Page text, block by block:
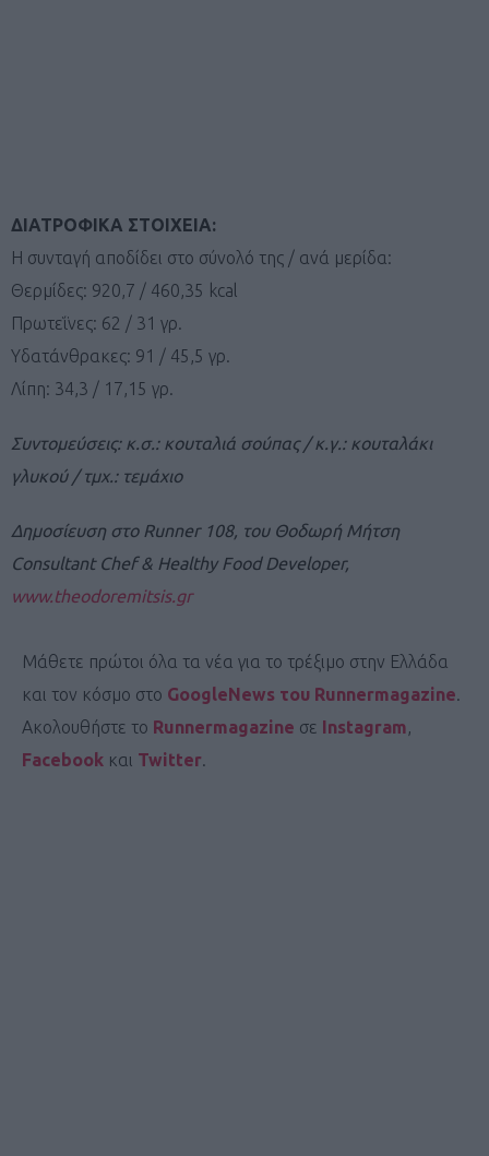
ΔΙΑΤΡΟΦΙΚΑ ΣΤΟΙΧΕΙΑ:
Η συνταγή αποδίδει στο σύνολό της / ανά μερίδα:
Θερμίδες: 920,7 / 460,35 kcal
Πρωτεΐνες: 62 / 31 γρ.
Υδατάνθρακες: 91 / 45,5 γρ.
Λίπη: 34,3 / 17,15 γρ.
Συντομεύσεις: κ.σ.: κουταλιά σούπας / κ.γ.: κουταλάκι
γλυκού / τμχ.: τεμάχιο
Δημοσίευση στο Runner 108, του Θοδωρή Μήτση
Consultant Chef & Healthy Food Developer,
www.theodoremitsis.gr
Μάθετε πρώτοι όλα τα νέα για το τρέξιμο στην Ελλάδα
και τον κόσμο στο GoogleNews του Runnermagazine.
Ακολουθήστε το Runnermagazine σε Instagram,
Facebook και Twitter.